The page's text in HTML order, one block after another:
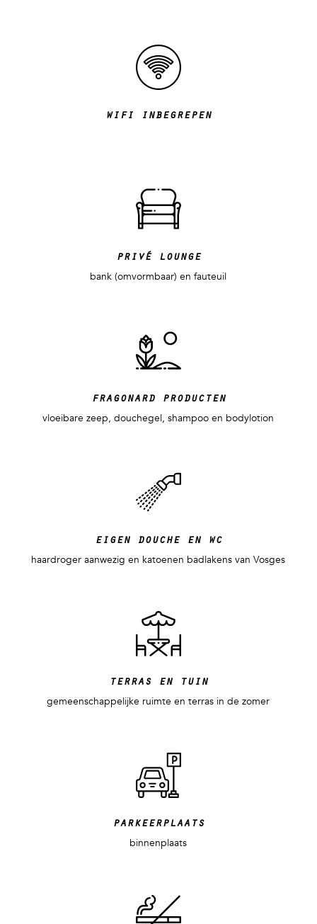
wifi inbegrepen
privé lounge
bank (omvormbaar) en fauteuil
fragonard producten
vloeibare zeep, douchegel, shampoo en bodylotion
eigen douche en wc
haardroger aanwezig en katoenen badlakens van Vosges
terras en tuin
gemeenschappelijke ruimte en terras in de zomer
parkeerplaats
binnenplaats